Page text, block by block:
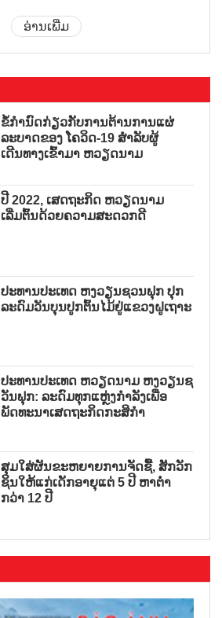
ອ່ານເພີ່ມ
ຂໍ້ກຳນົດກ່ຽວກັບການຕ້ານການແຜ່
ລະບາດຂອງ ໂຄວິດ-19 ສຳລັບຜູ້
ເດີນທາງເຂົ້າມາ ຫວຽດນາມ
ປີ 2022, ເສດຖະກິດ ຫວຽດນາມ
ເລີ່ມຕົ້ນດ້ວຍຄວາມສະດວກດີ
ປະທານປະເທດ ຫງວຽນຊວນຟຸກ ປຸກ
ລະດົມວັນບຸນປູກຕົ້ນໄມ້ຢູ່ແຂວງຝູເຖາະ
ປະທານປະເທດ ຫວຽດນາມ ຫງວຽນຊ
ວັນຟຸກ: ລະດົມທຸກແຫຼ່ງກຳລັງເພື່ອ
ພັດທະນາເສດຖະກິດກະສິກຳ
ສຸມໃສ່ຜັນຂະຫຍາຍການຈັດຊື້, ສັກວັກ
ຊິນໃຫ້ແກ່ເດັກອາຍຸແຕ່ 5 ປີ ຫາຕ່ຳ
ກວ່າ 12 ປີ